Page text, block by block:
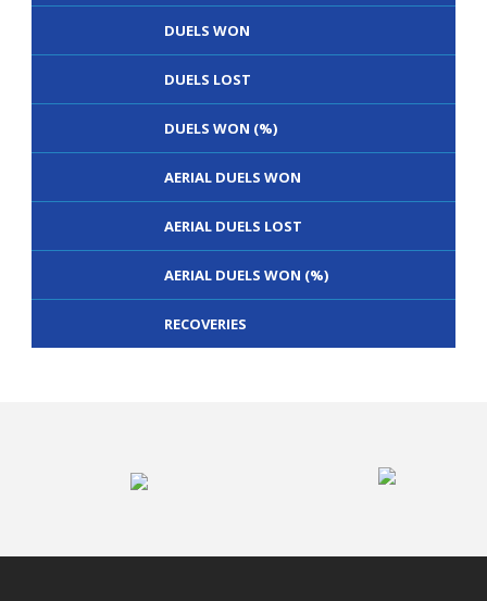
DUELS WON
DUELS LOST
DUELS WON (%)
AERIAL DUELS WON
AERIAL DUELS LOST
AERIAL DUELS WON (%)
RECOVERIES